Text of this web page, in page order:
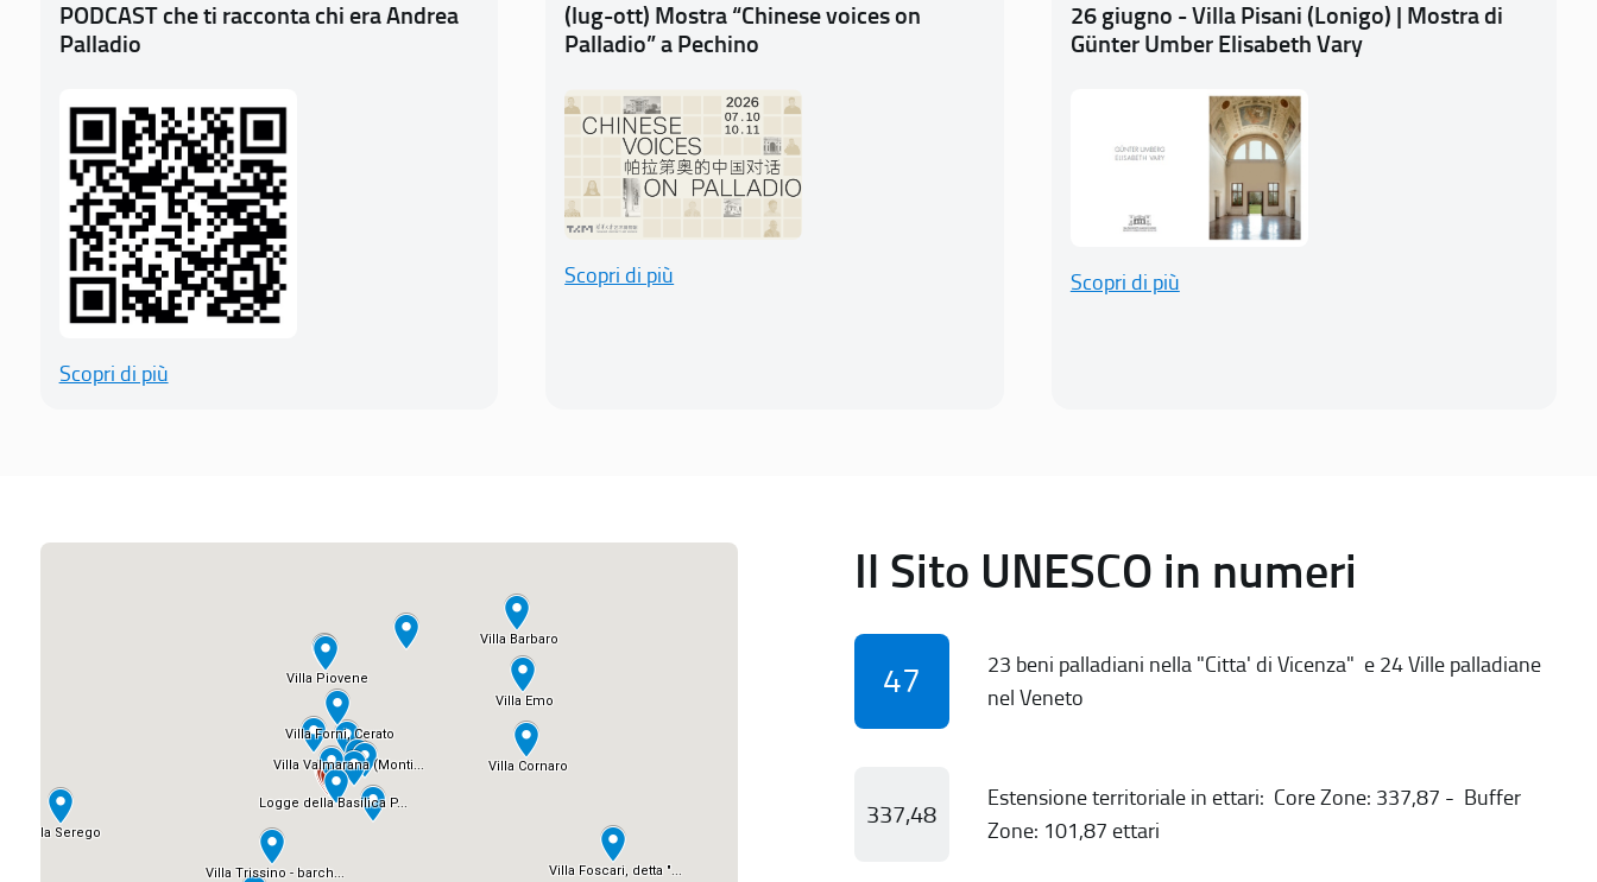
PODCAST che ti racconta chi era Andrea
Palladio
Scopri di più
(lug-ott) Mostra “Chinese voices on
Palladio” a Pechino
Scopri di più
26 giugno - Villa Pisani (Lonigo) | Mostra di
Günter Umber Elisabeth Vary
Scopri di più
Il Sito UNESCO in numeri
47
23 beni palladiani nella "Citta' di Vicenza" e 24 Ville palladiane
nel Veneto
337,48
Estensione territoriale in ettari: Core Zone: 337,87 - Buffer
Zone: 101,87 ettari